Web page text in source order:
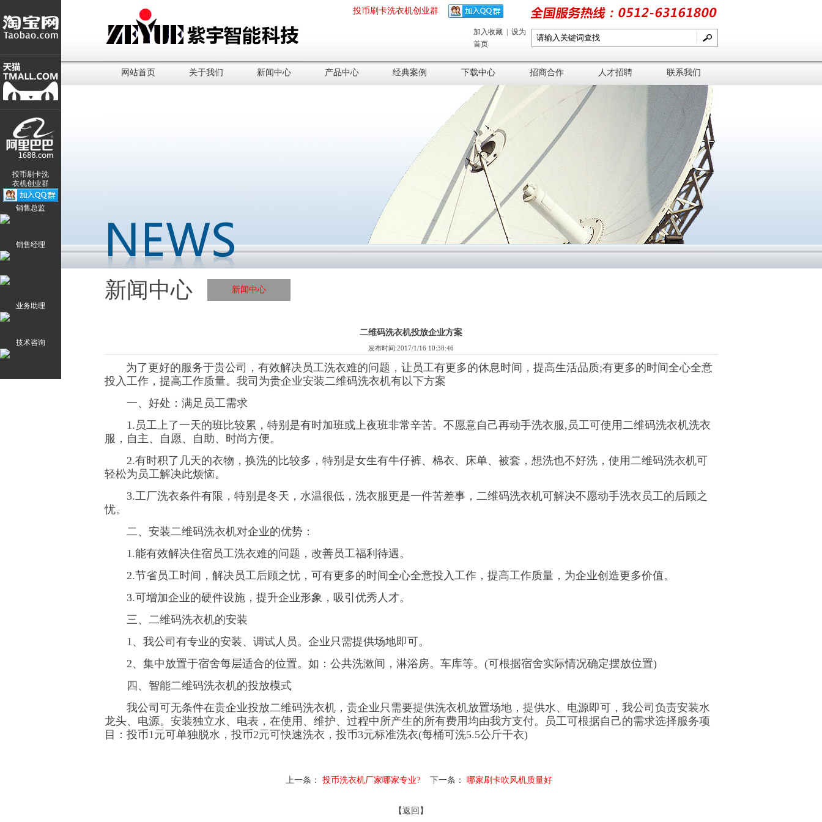
投币刷卡洗衣机创业群
加入收藏
设为
首页
网站首页 关于我们 新闻中心 产品中心 经典案例 下载中心 招商合作 人才招聘 联系我们
投币刷卡洗
衣机创业群
销售总监
销售经理
业务助理
技术咨询
新闻中心 新闻中心
二维码洗衣机投放企业方案
发布时间:2017/1/16 10:38:46
为了更好的服务于贵公司，有效解决员工洗衣难的问题，让员工有更多的休息时间，提高生活品质;有更多的时间全心全意
投入工作，提高工作质量。我司为贵企业安装二维码洗衣机有以下方案
一、好处：满足员工需求
1.员工上了一天的班比较累，特别是有时加班或上夜班非常辛苦。不愿意自己再动手洗衣服,员工可使用二维码洗衣机洗衣
服，自主、自愿、自助、时尚方便。
2.有时积了几天的衣物，换洗的比较多，特别是女生有牛仔裤、棉衣、床单、被套，想洗也不好洗，使用二维码洗衣机可
轻松为员工解决此烦恼。
3.工厂洗衣条件有限，特别是冬天，水温很低，洗衣服更是一件苦差事，二维码洗衣机可解决不愿动手洗衣员工的后顾之
忧。
二、安装二维码洗衣机对企业的优势：
1.能有效解决住宿员工洗衣难的问题，改善员工福利待遇。
2.节省员工时间，解决员工后顾之忧，可有更多的时间全心全意投入工作，提高工作质量，为企业创造更多价值。
3.可增加企业的硬件设施，提升企业形象，吸引优秀人才。
三、二维码洗衣机的安装
1、我公司有专业的安装、调试人员。企业只需提供场地即可。
2、集中放置于宿舍每层适合的位置。如：公共洗漱间，淋浴房。车库等。(可根据宿舍实际情况确定摆放位置)
四、智能二维码洗衣机的投放模式
我公司可无条件在贵企业投放二维码洗衣机，贵企业只需要提供洗衣机放置场地，提供水、电源即可，我公司负责安装水
龙头、电源。安装独立水、电表，在使用、维护、过程中所产生的所有费用均由我方支付。员工可根据自己的需求选择服务项
目：投币1元可单独脱水，投币2元可快速洗衣，投币3元标准洗衣(每桶可洗5.5公斤干衣)
上一条： 投币洗衣机厂家哪家专业? 下一条： 哪家刷卡吹风机质量好
【返回】